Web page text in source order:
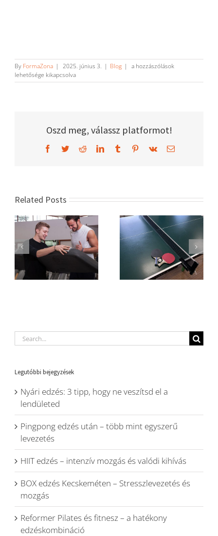
By FormaZona | 2025. június 3. | Blog |
5+2
A
a hozzászólások
lehetősége kikapcsolva
Oszd meg, válassz platformot!
Facebook
TwitterRedditLinkedInTumblrPinterest
Vk Email
Related Posts
Search
for:
Legutóbbi bejegyzések
Nyári edzés: 3 tipp, hogy ne veszítsd el a
lendületed
Pingpong edzés után – több mint egyszerű
levezetés
HIIT edzés – intenzív mozgás és valódi kihívás
BOX edzés Kecskeméten – Stresszlevezetés és
mozgás
Reformer Pilates és fitnesz – a hatékony
edzéskombináció